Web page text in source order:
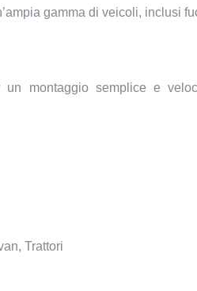
gamma di veicoli, inclusi
un montaggio semplice e
Trattori